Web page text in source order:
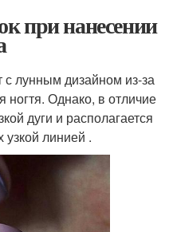
при нанесении
лунным дизайном из-за
ногтя. Однако, в отличие
дуги и располагается
линией .